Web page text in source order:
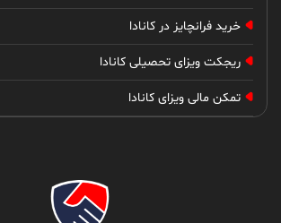
گفتگو با محمدرضا ؛ تجربـه تحصیل و کار
گفتگو با
مریم
گفتگو با
مبینا مبارکی
خرید فرانچایز در کانادا
ریجکت ویزای تحصیلی کانادا
تمکن مالی ویزای کانادا